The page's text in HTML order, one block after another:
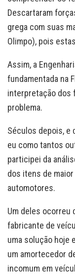
Descartaram
grega com suas
Olimpo), pois
Assim, a
fundamentada na
interpretação dos
problema.
Séculos depois, e
eu como tantos
participei da
dos itens de
automotores.
Um deles ocorreu
fabricante de
uma solução hoje
um amortecedor
incomum em